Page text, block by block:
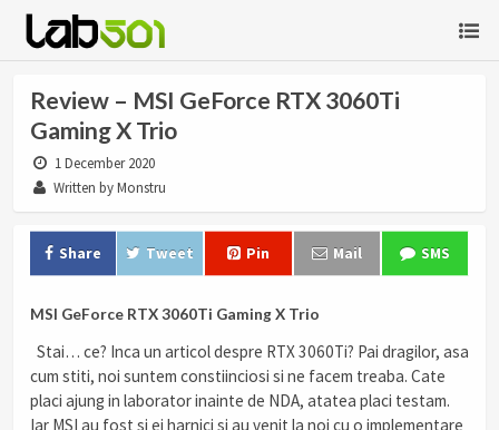
Review – MSI GeForce RTX 3060Ti
Gaming X Trio
1 December 2020
Written by Monstru
Share Tweet Pin Mail SMS
MSI GeForce RTX 3060Ti Gaming X Trio
Stai… ce? Inca un articol despre RTX 3060Ti? Pai dragilor, asa
cum stiti, noi suntem constiinciosi si ne facem treaba. Cate
placi ajung in laborator inainte de NDA, atatea placi testam.
Iar MSI au fost si ei harnici si au venit la noi cu o implementare